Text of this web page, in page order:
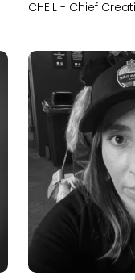
CHEIL - Chief